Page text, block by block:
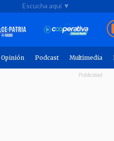
Escucha aquí ▼
Opinión Podcast Multimedia